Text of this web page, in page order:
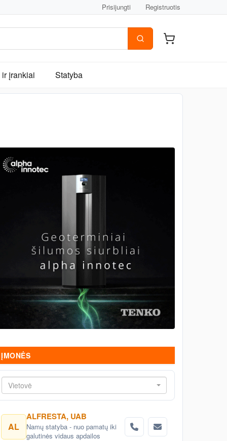
Prisijungti Registruotis
įrankiai Statyba
ĮMONĖS
Vietovė
AL
ALFRESTA, UAB
Namų statyba - nuo pamatų iki
galutinės vidaus apdailos